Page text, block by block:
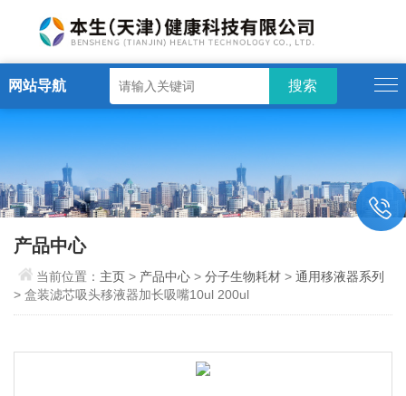
网站导航
产品中心
当前位置： 主页> 产品中心 >分子生物耗材 >通用移液器系列
> 盒装滤芯吸头移液器加长吸嘴10ul 200ul